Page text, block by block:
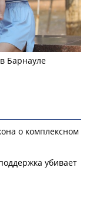
Барнауле
о комплексном
убивает